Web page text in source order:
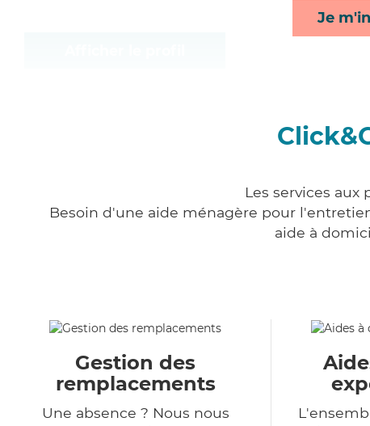
Je
Les services aux
Besoin d'une aide ménagère pour
aide à
Gestion des
remplacements
Une absence ? Nous nous